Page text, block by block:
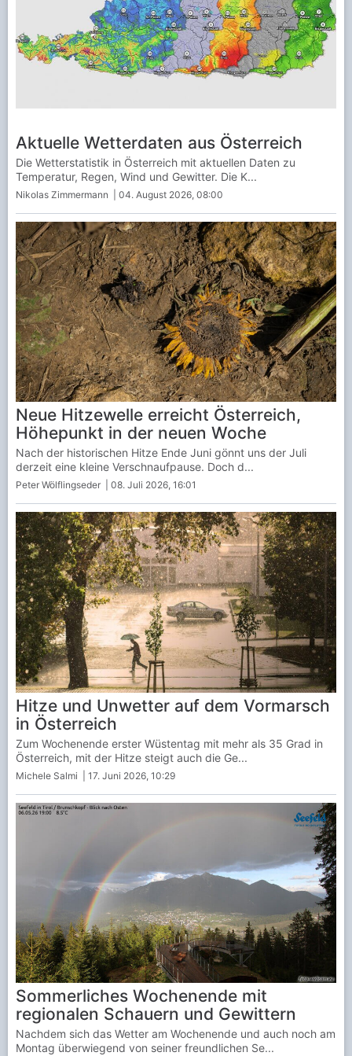
Aktuelle Wetterdaten aus Österreich
Nikolas Zimmermann | 04. August 2026, 08:00
Die Wetterstatistik in Österreich mit aktuellen Daten zu
Temperatur, Regen, Wind und Gewitter. Die K...
Neue Hitzewelle erreicht Österreich,
Höhepunkt in der neuen Woche
Peter Wölflingseder | 08. Juli 2026, 16:01
Nach der historischen Hitze Ende Juni gönnt uns der Juli
derzeit eine kleine Verschnaufpause. Doch d...
Hitze und Unwetter auf dem Vormarsch
in Österreich
Michele Salmi | 17. Juni 2026, 10:29
Zum Wochenende erster Wüstentag mit mehr als 35 Grad in
Österreich, mit der Hitze steigt auch die Ge...
Sommerliches Wochenende mit
regionalen Schauern und Gewittern
Nachdem sich das Wetter am Wochenende und auch noch am
Montag überwiegend von seiner freundlichen Se...